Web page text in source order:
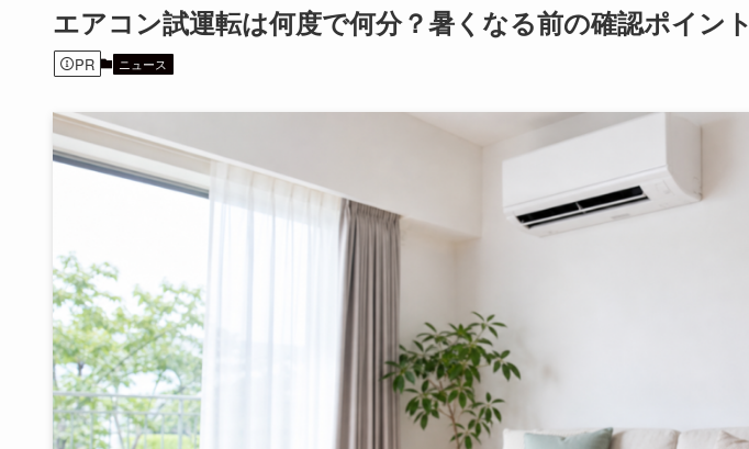
エアコン試運転は何度で何分？暑くなる前の確認ポイント
PR ニュース